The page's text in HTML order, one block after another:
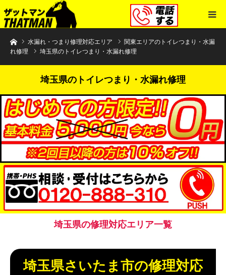
水まわりトラブル解決のザットマン
水漏れ・つまり修理対応エリア
関東エリアのトイレつまり・水漏
れ修理
埼玉県のトイレつまり・水漏れ修理
埼玉県のトイレつまり・水漏れ修理
埼玉県の修理対応エリア一覧
埼玉県さいたま市の修理対応